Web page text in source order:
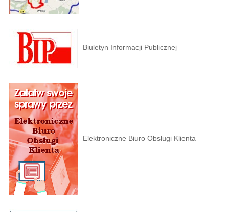
Biuletyn Informacji Publicznej
Elektroniczne Biuro Obsługi Klienta